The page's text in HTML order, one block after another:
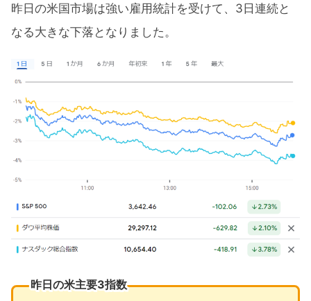
昨日の米国市場は強い雇用統計を受けて、3日連続と
なる大きな下落となりました。
昨日の米主要3指数